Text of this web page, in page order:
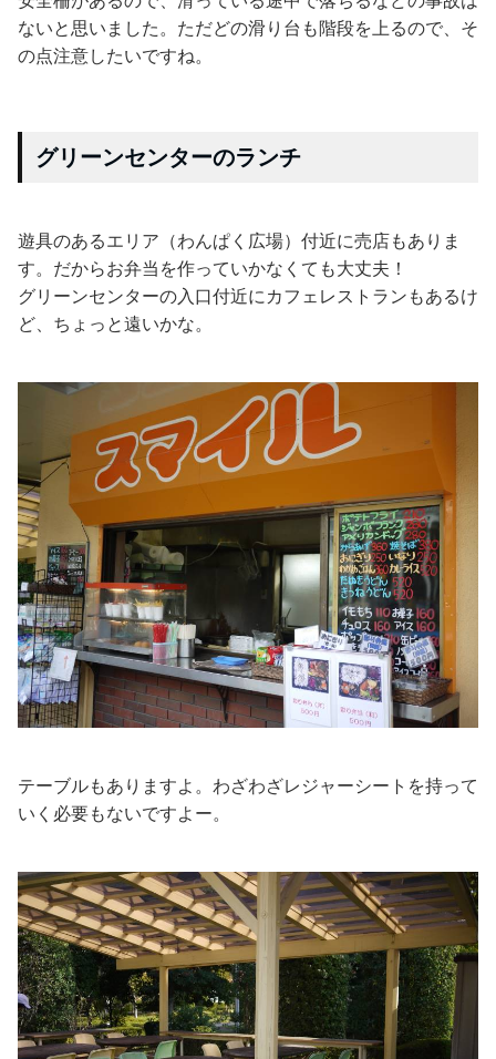
ないと思いました。ただどの滑り台も階段を上るので、そ
の点注意したいですね。
グリーンセンターのランチ
遊具のあるエリア（わんぱく広場）付近に売店もありま
す。だからお弁当を作っていかなくても大丈夫！
グリーンセンターの入口付近にカフェレストランもあるけ
ど、ちょっと遠いかな。
テーブルもありますよ。わざわざレジャーシートを持って
いく必要もないですよー。